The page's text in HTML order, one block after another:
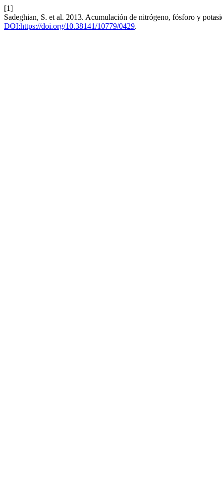
[1]
Sadeghian, S. et al. 2013. Acumulación de nitrógeno, fósforo y
DOI:https://doi.org/10.38141/10779/0429.